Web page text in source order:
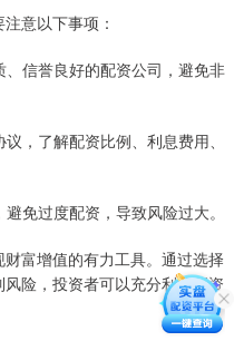
意以下事项：
信誉良好的配资公司，避免非
，了解配资比例、利息费用、
免过度配资，导致风险过大。
富增值的有力工具。通过选择
险，投资者可以充分利用配资